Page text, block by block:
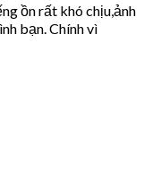
ồn rất khó chịu,ảnh
bạn. Chính vì